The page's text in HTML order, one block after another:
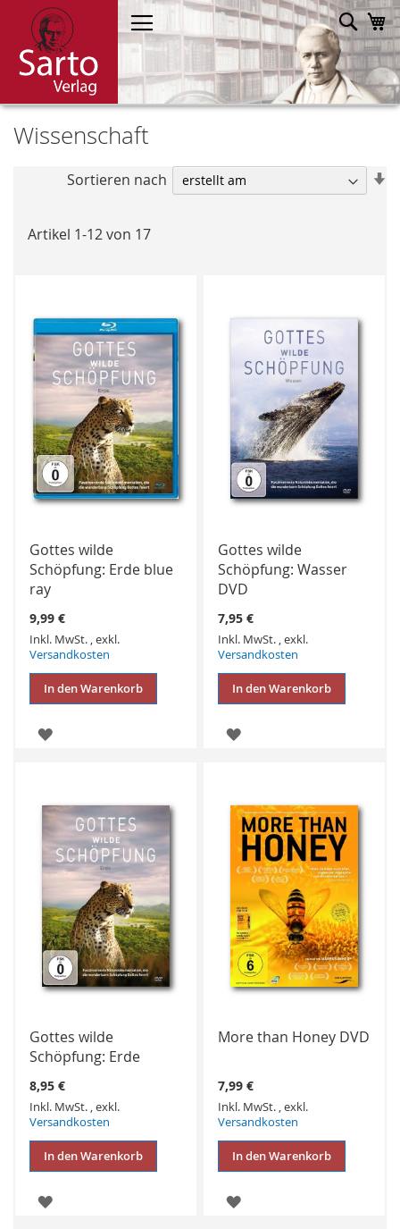
Direkt
zum
Inhalt
Wissenschaft
Artikel 1-12von 17
Sortieren nach
Gottes wilde
Schöpfung: Erde blue
ray
9,99 €
Inkl. MwSt. ,exkl.
Versandkosten
In den Warenkorb
ZUR
Gottes wilde
Schöpfung: Wasser
DVD
7,95 €
Inkl. MwSt. ,exkl.
Versandkosten
In den Warenkorb
ZUR
Gottes wilde
Schöpfung: Erde
8,95 €
Inkl. MwSt. ,exkl.
Versandkosten
In den Warenkorb
ZUR
More than Honey DVD
7,99 €
Inkl. MwSt. ,exkl.
Versandkosten
In den Warenkorb
ZUR